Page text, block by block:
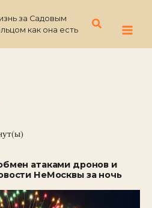
за Садовым
как она есть
Поиск
атаками дронов и
НеМосквы за ночь